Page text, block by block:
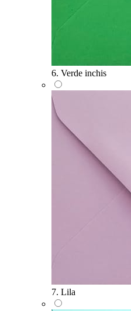
6. Verde inchis
7. Lila